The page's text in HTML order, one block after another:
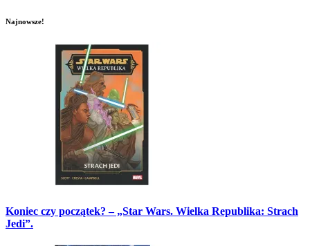
Najnowsze!
Koniec czy początek? – „Star Wars. Wielka Republika: Strach
Jedi”.